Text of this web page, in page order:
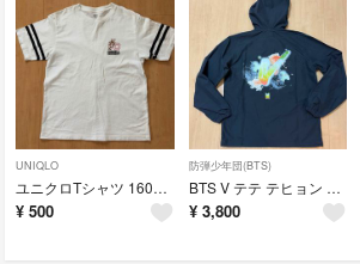
UNIQLO
ユニクロTシャツ 160サイズ ホワイト
¥ 500
防弾少年団(BTS)
BTS V テテ テヒョン フード付き ウィンドブレーカー ハーフジップ
¥ 3,800